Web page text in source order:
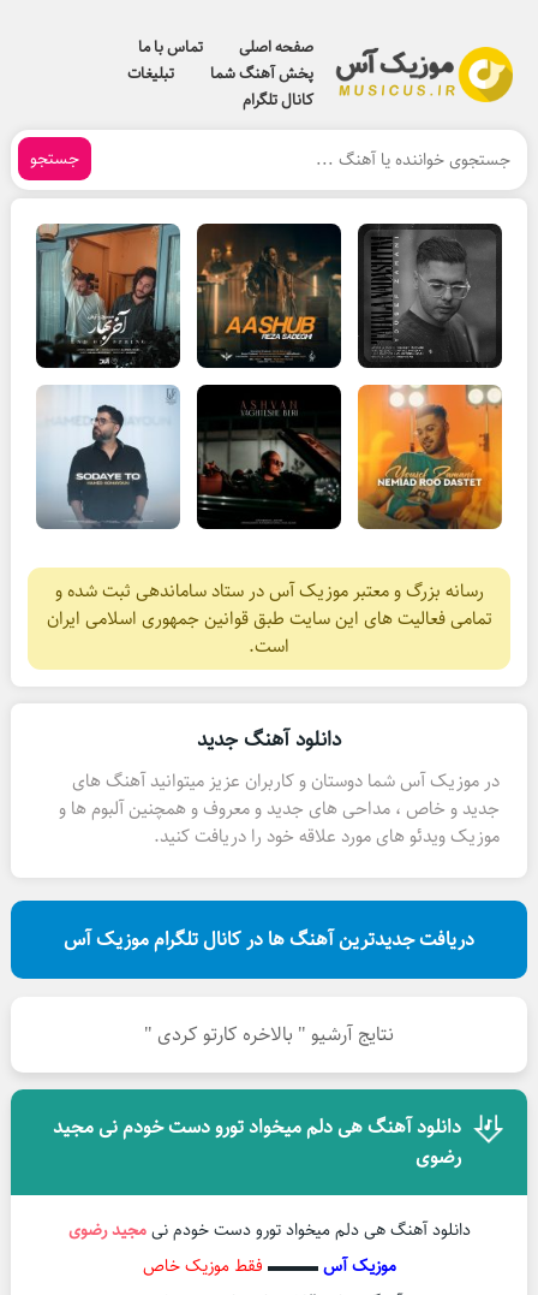
صفحه اصلی
تماس با ما
پخش آهنگ شما
تبلیغات
کانال تلگرام
جستجو
رسانه بزرگ و معتبر موزیک آس در ستاد ساماندهی ثبت شده و
تمامی فعالیت های این سایت طبق قوانین جمهوری اسلامی ایران
است.
دانلود آهنگ جدید
در موزیک آس شما دوستان و کاربران عزیز میتوانید آهنگ های
جدید و خاص ، مداحی های جدید و معروف و همچنین آلبوم ها و
موزیک ویدئو های مورد علاقه خود را دریافت کنید.
دریافت جدیدترین آهنگ ها در کانال تلگرام موزیک آس
نتایج آرشیو " بالاخره کارتو کردی "
دانلود آهنگ هی دلم میخواد تورو دست خودم نی مجید
رضوی
دانلود آهنگ هی دلم میخواد تورو دست خودم نیمجید رضوی
موزیک آس▬▬▬ فقط موزیک خاص